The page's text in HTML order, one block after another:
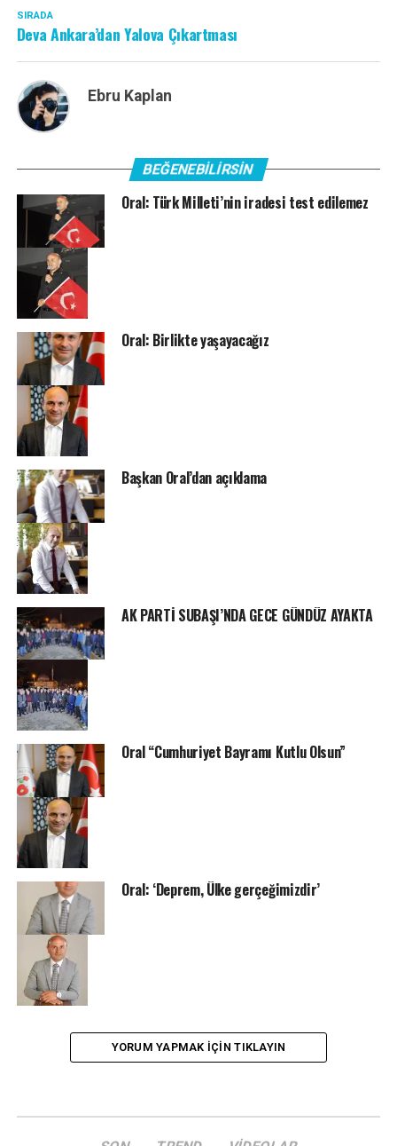
SIRADA
Deva Ankara’dan Yalova Çıkartması
Ebru Kaplan
BEĞENEBILIRSIN
Oral: Türk Milleti’nin iradesi test edilemez
Oral: Birlikte yaşayacağız
Başkan Oral’dan açıklama
AK PARTİ SUBAŞI’NDA GECE GÜNDÜZ AYAKTA
Oral “Cumhuriyet Bayramı Kutlu Olsun”
Oral: ‘Deprem, Ülke gerçeğimizdir’
YORUM YAPMAK IÇIN TIKLAYIN